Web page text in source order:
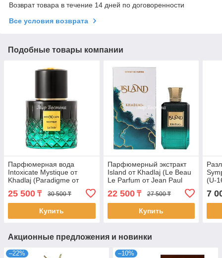
Возврат товара в течение 14 дней по договоренности
Все условия возврата
Подобные товары компании
Парфюмерная вода
Intoxicate Mystique от
Khadlaj (Paradigme от
Prada, 100 мл)
25 500 ₸ 30 500 ₸
Купить
Парфюмерный экстракт
Island от Khadlaj (Le Beau
Le Parfum от Jean Paul
Gaultier, 100 мл)
22 500₸ 27 500 ₸
Купить
(U-
7
Акционные предложения и новинки
–22% –10%